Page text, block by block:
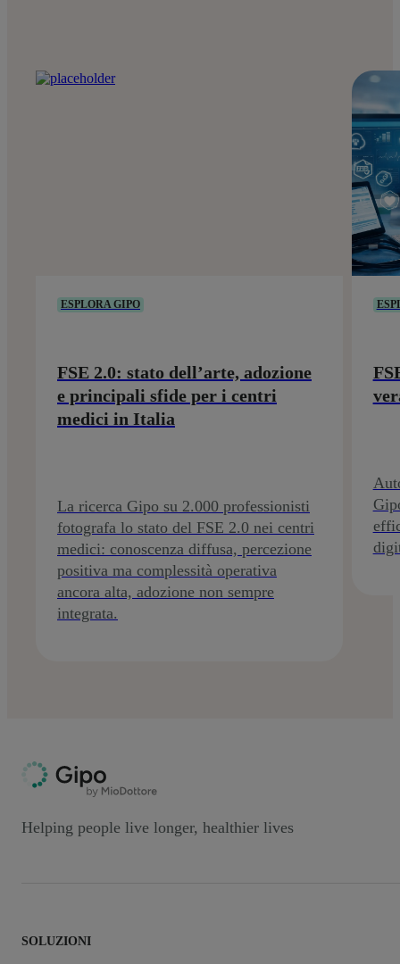
ESPLORA GIPO
FSE 2.0: stato dell’arte, adozione
e principali sfide per i centri
medici in Italia
La ricerca Gipo su 2.000 professionisti
fotografa lo stato del FSE 2.0 nei centri
medici: conoscenza diffusa, percezione
positiva ma complessità operativa
ancora alta, adozione non sempre
integrata.
Helping people live longer, healthier lives
SOLUZIONI